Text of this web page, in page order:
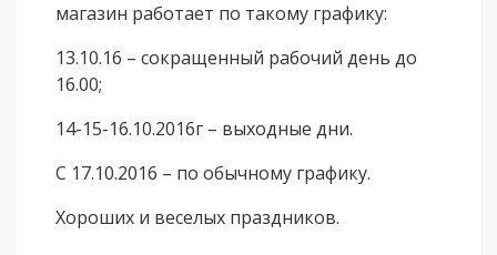
магазин работает по такому графику:
13.10.16 – сокращенный рабочий день до
16.00;
14-15-16.10.2016г – выходные дни.
С 17.10.2016 – по обычному графику.
Хороших и веселых праздников.
Пробкова підлога
Підвіконня